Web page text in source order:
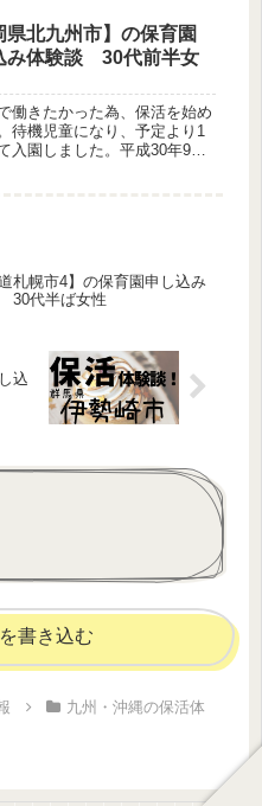
県北九州市】の保育園
み体験談 30代前半女
働きたかった為、保活を始め
待機児童になり、予定より1
入園しました。平成30年9時
道札幌市4】の保育園申し込み
30代半ば女性
込
書き込む
九州・沖縄の保活体